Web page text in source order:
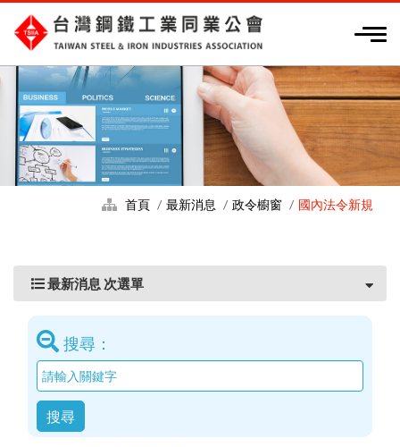
首頁 最新消息 政令櫥窗 國內法令新規
最新消息 次選單
搜尋：